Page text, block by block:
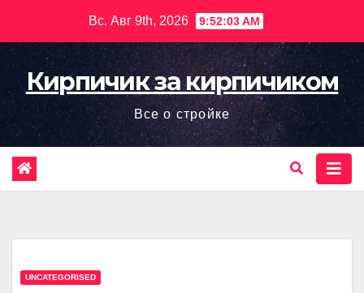
содержимому
Вс. Авг 9th, 2026 9:52:05 AM
Кирпичик за кирпичиком
Все о стройке
UNCATEGORISED